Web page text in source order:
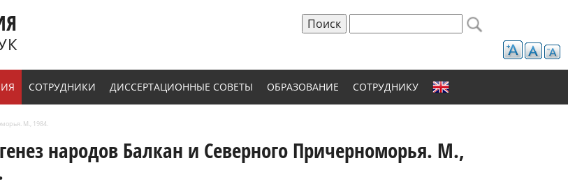
Форма поиска
СОТРУДНИКИ ДИССЕРТАЦИОННЫЕ СОВЕТЫ ОБРАЗОВАНИЕ СОТРУДНИКУ
М., 1984.
народов Балкан и Северного Причерноморья. М.,